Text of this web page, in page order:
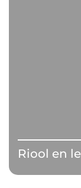
Riool en